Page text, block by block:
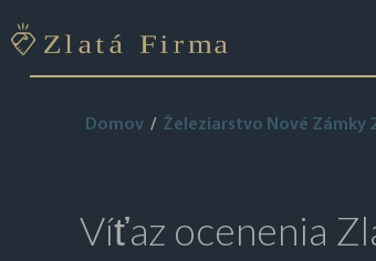
Domov Železiarstvo Nové Zámky
Víťaz ocenenia